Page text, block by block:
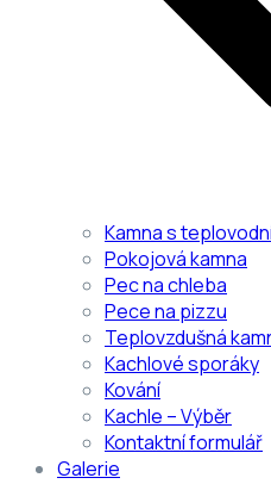
Kamna s
Pokojová kamna
Pec na chleba
Pece na pizzu
Teplovzdušná
Kachlové sporáky
Kování
Kachle – Výběr
Kontaktní formulář
Galerie